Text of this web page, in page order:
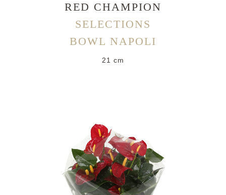
RED CHAMPION
SELECTIONS
BOWL NAPOLI
21 cm